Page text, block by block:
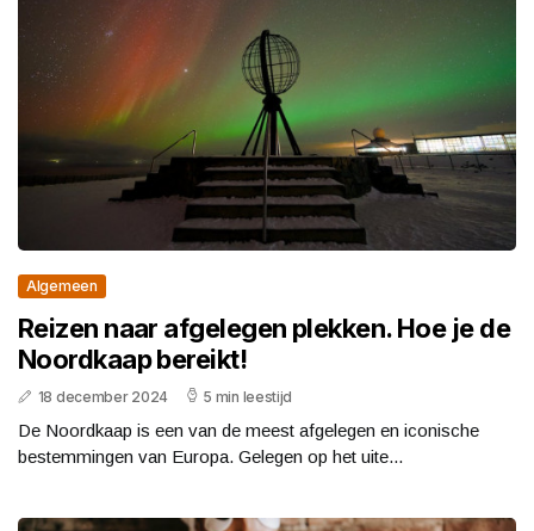
Algemeen
Reizen naar afgelegen plekken. Hoe je de
Noordkaap bereikt!
18 december 2024 5 min leestijd
De Noordkaap is een van de meest afgelegen en iconische
bestemmingen van Europa. Gelegen op het uite...